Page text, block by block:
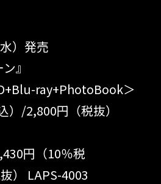
）発売
』
ray+PhotoBook＞
）/2,800円（税抜）
円（10％税
） LAPS-4003